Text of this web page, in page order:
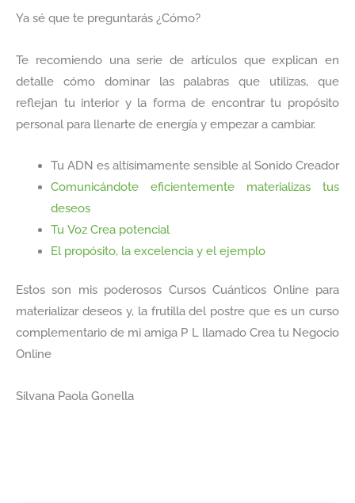
Ya sé que te preguntarás ¿Cómo?
Te recomiendo una serie de artículos que explican en
detalle cómo dominar las palabras que utilizas, que
reflejan tu interior y la forma de encontrar tu propósito
personal para llenarte de energía y empezar a cambiar.
Tu ADN es altísimamente sensible al Sonido Creador
Comunicándote eficientemente materializas tus
deseos
Tu Voz Crea potencial
El propósito, la excelencia y el ejemplo
Estos son mis poderosos Cursos Cuánticos Online para
materializar deseos y, la frutilla del postre que es un curso
complementario de mi amiga P L llamado Crea tu Negocio
Online
Silvana Paola Gonella